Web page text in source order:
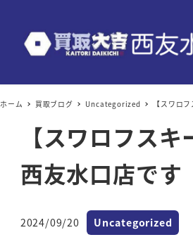
ホーム 買取ブログ Uncategorized 【スワロ
【スワロフス
西友水口店です
投稿日
2024/09/20 カテゴリー
Uncategorized